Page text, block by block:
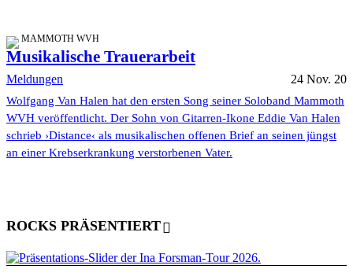
MAMMOTH WVH
Musikalische Trauerarbeit
Meldungen 24 Nov. 20
Wolfgang Van Halen hat den ersten Song seiner Soloband Mammoth
WVH veröffentlicht. Der Sohn von Gitarren-Ikone Eddie Van Halen
schrieb ›Distance‹ als musikalischen offenen Brief an seinen jüngst
an einer Krebserkrankung verstorbenen Vater.
ROCKS PRÄSENTIERT